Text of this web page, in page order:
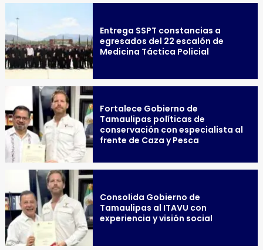
Entrega SSPT constancias a
egresados del 22 escalón de
Medicina Táctica Policial
Fortalece Gobierno de
Tamaulipas políticas de
conservación con especialista al
frente de Caza y Pesca
Consolida Gobierno de
Tamaulipas al ITAVU con
experiencia y visión social